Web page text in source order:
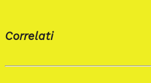
Correlati